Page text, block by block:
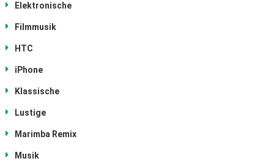
Elektronische
Filmmusik
HTC
iPhone
Klassische
Lustige
Marimba Remix
Musik